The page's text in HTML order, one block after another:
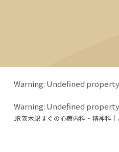
Warning: Undefined
Warning: Undefined
JR茨木駅すぐの心療内科・精神科｜